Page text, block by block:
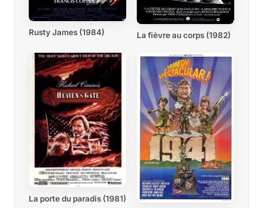
Rusty James (1984) La fièvre au corps (1982)
La porte du paradis (1981)